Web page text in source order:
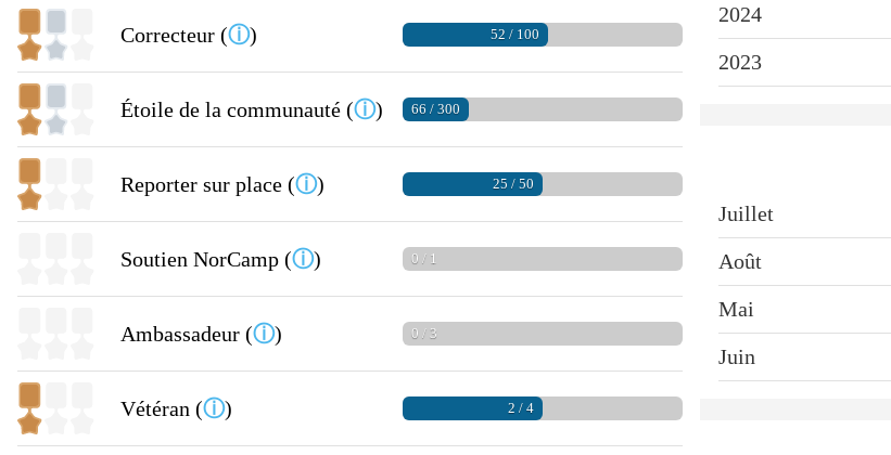
Correcteur (ⓘ) 52 / 100
Étoile de la communauté (ⓘ) 66 / 300
Reporter sur place (ⓘ) 25 / 50
Soutien NorCamp (ⓘ) 0 / 1
Ambassadeur (ⓘ) 0 / 3
Vétéran (ⓘ) 2 / 4
2024
2023
Juillet
Août
Mai
Juin